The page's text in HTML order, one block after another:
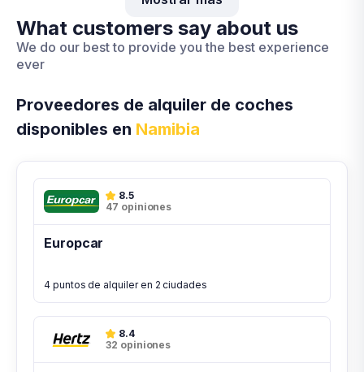
What customers say about us
We do our best to provide you the best experience
ever
Proveedores de alquiler de coches
disponibles en Namibia
8.5
47 opiniones
Europcar
4 puntos de alquiler en 2 ciudades
8.4
32 opiniones